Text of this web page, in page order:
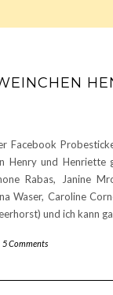
Facebook
Henry und Henriette
Rabas, Janine
Waser, Caroline
und ich kann
5 Comments